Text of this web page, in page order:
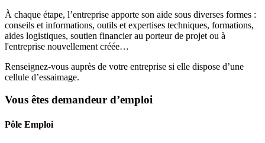
À chaque étape, l’entreprise apporte son aide sous diverses formes :
conseils et informations, outils et expertises techniques, formations,
aides logistiques, soutien financier au porteur de projet ou à
l'entreprise nouvellement créée…
Renseignez-vous auprès de votre entreprise si elle dispose d’une
cellule d’essaimage.
Vous êtes demandeur d’emploi
Pôle Emploi